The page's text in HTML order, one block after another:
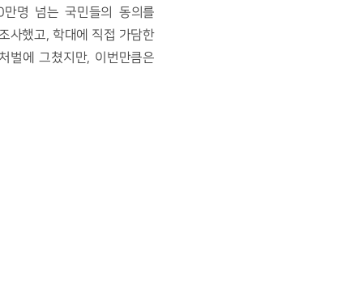
명 넘는 국민들의 동의를
사했고, 학대에 직접 가담한
벌에 그쳤지만, 이번만큼은